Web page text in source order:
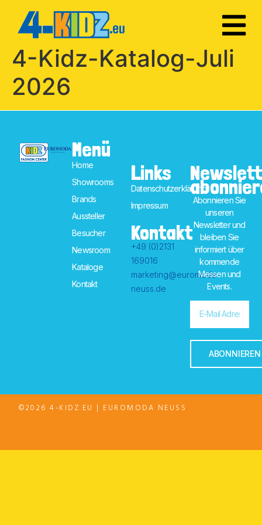
4-Kidz-Katalog-Juli
2026
Menü
Home
Showrooms
Brands
Aussteller
Besucher
Newsroom
Kataloge
Kontakt
Links
Datenschutzerklärung
Impressum
Kontakt
+49 (0)2131
169016
marketing@euromoda-
neuss.de
Abonnieren Sie
unseren
Newsletter und
bleiben Sie
informiert über
kommende
Messen und
Events.
ABONNIEREN
©2026 4-KIDZ.EU | EUROMODA NEUSS